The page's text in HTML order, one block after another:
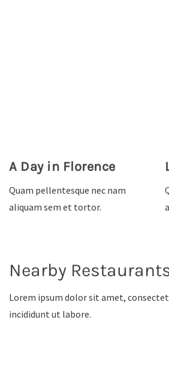
A Day in Florence
Quam pellentesque nec nam
aliquam sem et tortor.
Nearby
Lorem ipsum dolor sit amet,
incididunt ut labore.